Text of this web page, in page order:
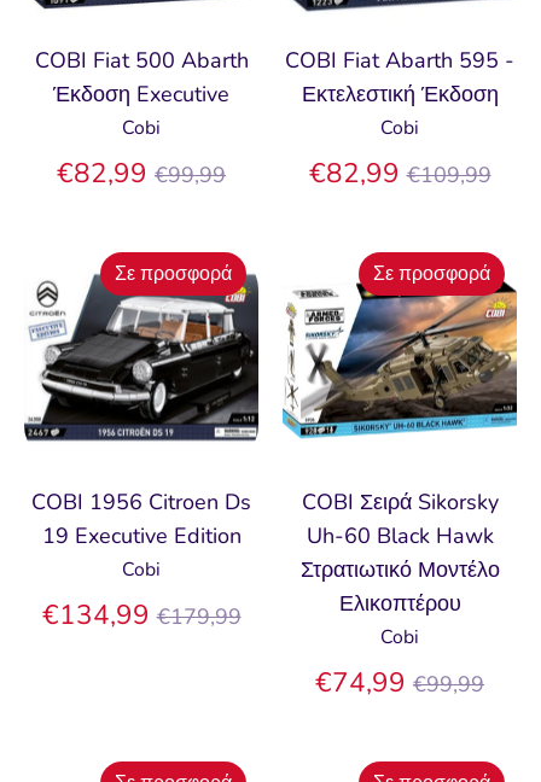
COBI Fiat 500 Abarth
Έκδοση Executive
Cobi
€82,99 Κανονική
€99,99
COBI Fiat Abarth 595 -
Εκτελεστική Έκδοση
Cobi
€82,99 Κανονική
€109,99
COBI 1956 Citroen Ds
19 Executive Edition
Cobi
€134,99 Κανονική
€179,99
Σε προσφορά
COBI Σειρά Sikorsky
Uh-60 Black Hawk
Στρατιωτικό Μοντέλο
Ελικοπτέρου
Cobi
€74,99 Κανονική
€99,99
Σε προσφορά